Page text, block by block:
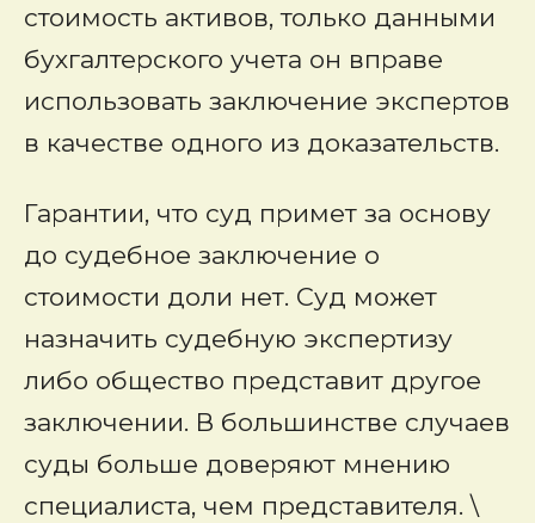
стоимость активов, только данными
бухгалтерского учета он вправе
использовать заключение экспертов
в качестве одного из доказательств.
Гарантии, что суд примет за основу
до судебное заключение о
стоимости доли нет. Суд может
назначить судебную экспертизу
либо общество представит другое
заключении. В большинстве случаев
суды больше доверяют мнению
специалиста, чем представителя. \